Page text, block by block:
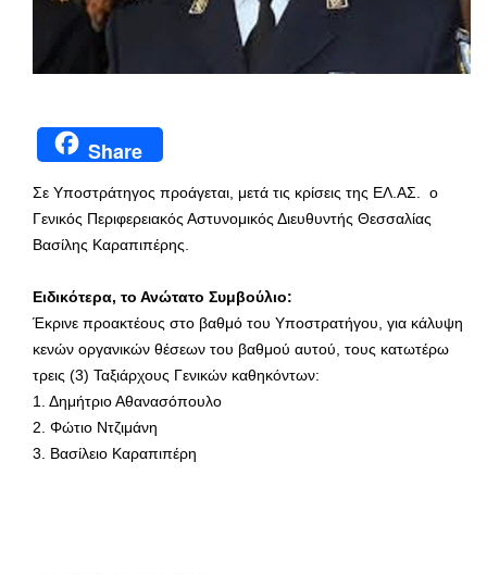
Share
Σε Υποστράτηγος προάγεται, μετά τις κρίσεις της ΕΛ.ΑΣ. ο
Γενικός Περιφερειακός Αστυνομικός Διευθυντής Θεσσαλίας
Βασίλης Καραπιπέρης.
Ειδικότερα, το Ανώτατο Συμβούλιο:
Έκρινε προακτέους στο βαθμό του Υποστρατήγου, για κάλυψη
κενών οργανικών θέσεων του βαθμού αυτού, τους κατωτέρω
τρεις (3) Ταξιάρχους Γενικών καθηκόντων:
1. Δημήτριο Αθανασόπουλο
2. Φώτιο Ντζιμάνη
3. Βασίλειο Καραπιπέρη